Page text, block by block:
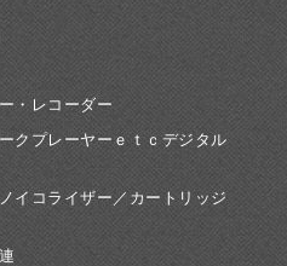
・レコーダー
クプレーヤーｅｔｃデジタル
イコライザー／カートリッジ